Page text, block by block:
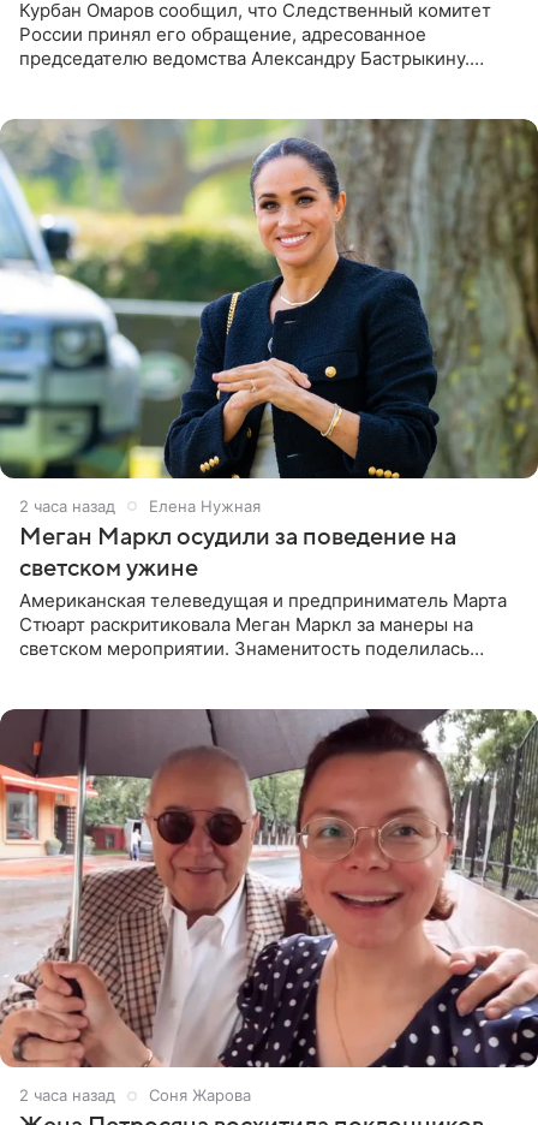
Курбан Омаров сообщил, что Следственный комитет
России принял его обращение, адресованное
председателю ведомства Александру Бастрыкину.
2 часа назад Елена Нужная
Меган Маркл осудили за поведение на
светском ужине
Американская телеведущая и предприниматель Марта
Стюарт раскритиковала Меган Маркл за манеры на
светском мероприятии. Знаменитость поделилась
2 часа назад Соня Жарова